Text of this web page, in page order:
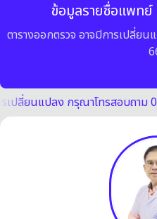
ข้อมูลรายชื่อแพทย์
ตารางออกตรวจ อาจมีการเปลี่ย
เปลี่ยนแปลง กรุณาโทรสอบถาม